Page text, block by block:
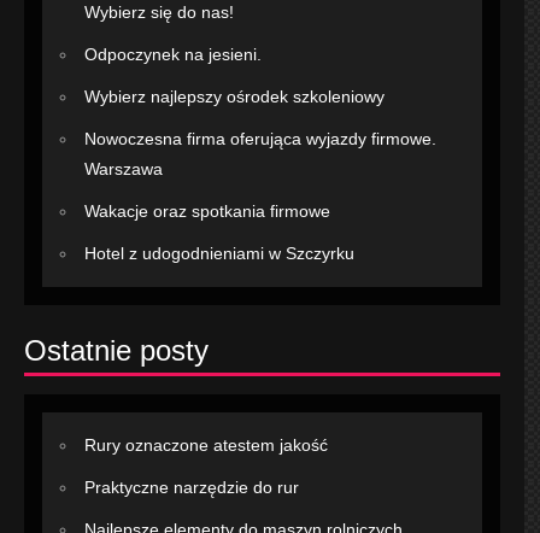
Wybierz się do nas!
Odpoczynek na jesieni.
Wybierz najlepszy ośrodek szkoleniowy
Nowoczesna firma oferująca wyjazdy firmowe.
Warszawa
Wakacje oraz spotkania firmowe
Hotel z udogodnieniami w Szczyrku
Ostatnie posty
Rury oznaczone atestem jakość
Praktyczne narzędzie do rur